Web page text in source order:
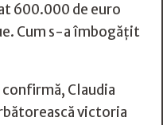
600.000 de euro
Cum s-a îmbogățit
Claudia
victoria